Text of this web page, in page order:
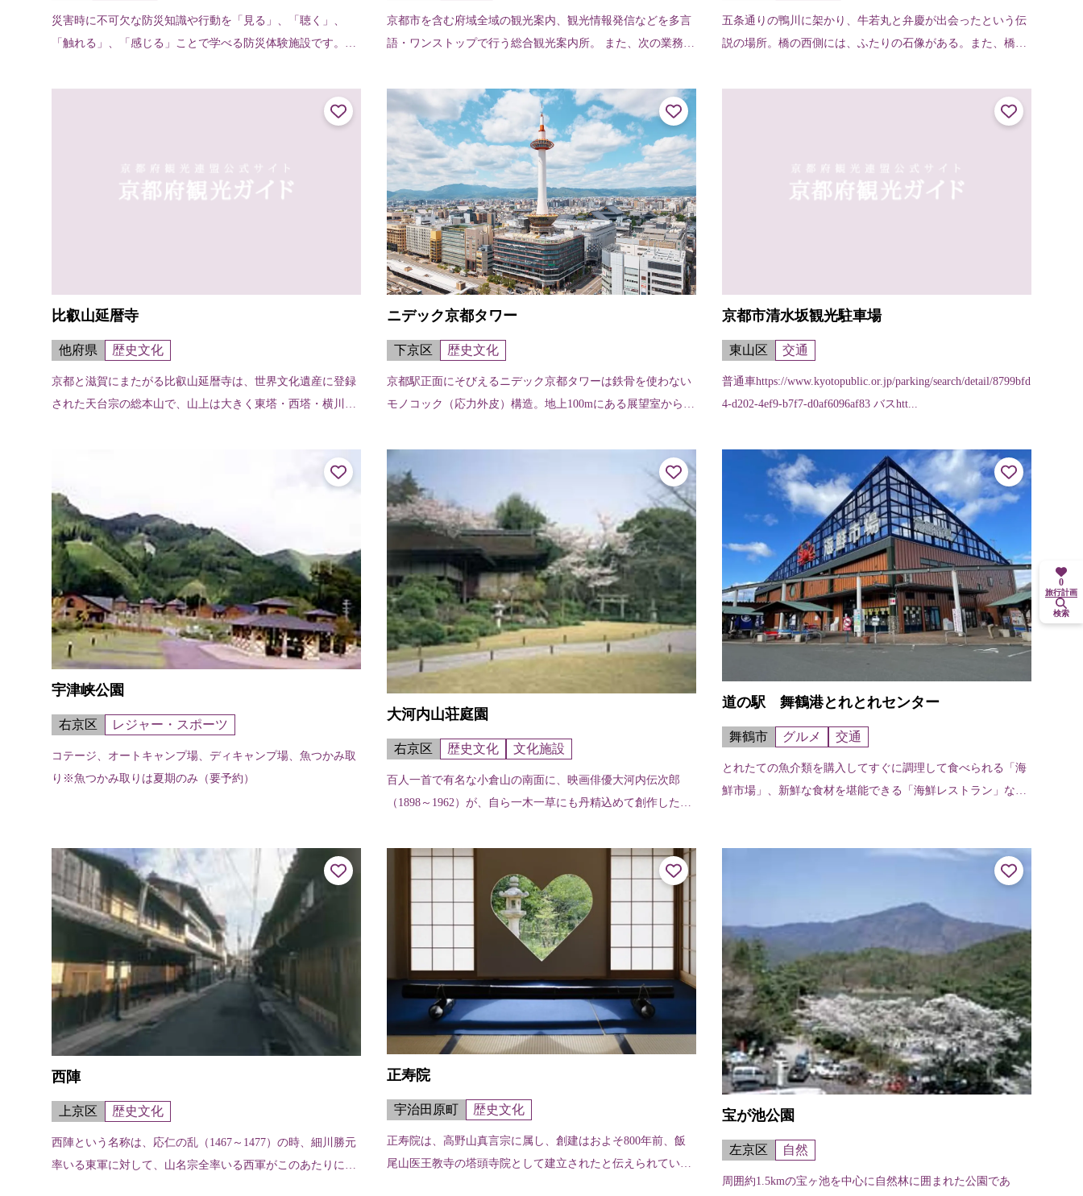
災害時に不可欠な防災知識や行動を「見る」、「聴く」、
「触れる」、「感じる」ことで学べる防災体験施設です。震
ろの心構えを学ぶ「地震体験室」、大...
京都市を含む府域全域の観光案内、観光情報発信などを多言
語・ワンストップで行う総合観光案内所。 また、次の業務も
介・斡旋○車椅子貸出 貸出台数...
五条通りの鴨川に架かり、牛若丸と弁慶が出会ったという伝
説の場所。橋の西側には、ふたりの石像がある。また、橋の
石碑と扇塚が建っている。
比叡山延暦寺
他府県 歴史文化
京都と滋賀にまたがる比叡山延暦寺は、世界文化遺産に登録
された天台宗の総本山で、山上は大きく東塔・西塔・横川の
ニデック京都タワー
下京区 歴史文化
京都駅正面にそびえるニデック京都タワーは鉄骨を使わない
モノコック（応力外皮）構造。地上100mにある展望室からは
ることもできる。
京都市清水坂観光駐車場
東山区 交通
普通車https://www.kyotopublic.or.jp/parking/search/detail/8799bfd
4-d202-4ef9-b7f7-d0af6096af83 バスhtt...
宇津峡公園
右京区 レジャー・スポーツ
コテージ、オートキャンプ場、ディキャンプ場、魚つかみ取
り※魚つかみ取りは夏期のみ（要予約）
大河内山荘庭園
右京区 歴史文化 文化施設
百人一首で有名な小倉山の南面に、映画俳優大河内伝次郎
（1898～1962）が、自ら一木一草にも丹精込めて創作した庭
な、七色に変化する比叡の峰...
道の駅 舞鶴港とれとれセンター
舞鶴市 グルメ 交通
とれたての魚介類を購入してすぐに調理して食べられる「海
鮮市場」、新鮮な食材を堪能できる「海鮮レストラン」など
西陣
上京区 歴史文化
西陣という名称は、応仁の乱（1467～1477）の時、細川勝元
率いる東軍に対して、山名宗全率いる西軍がこのあたりに陣
正寿院
宇治田原町 歴史文化
正寿院は、高野山真言宗に属し、創建はおよそ800年前、飯
尾山医王教寺の塔頭寺院として建立されたと伝えられていま
宝が池公園
左京区 自然
周囲約1.5kmの宝ヶ池を中心に自然林に囲まれた公園であ
0
旅行計画
検索